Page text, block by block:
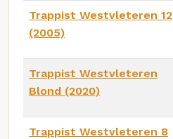
Trappist Westvleteren 12
(2005)
Trappist Westvleteren
Blond (2020)
Trappist Westvleteren 8